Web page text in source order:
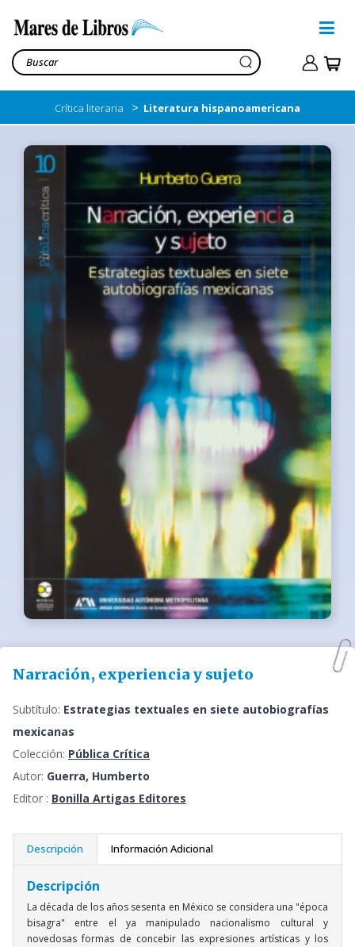
Crítica literaria > Literatura hispanoamericana
Narración, experiencia y sujeto
Subtítulo: Estrategias textuales en siete autobiografías
mexicanas
Colección: Pública Crítica
Autor: Guerra, Humberto
Editor : Bonilla Artigas Editores
Descripción Información Adicional
Descripción
La década de los años sesenta en México se considera una "época
bisagra" entre el ya manipulado nacionalismo cultural y
novedosas formas de concebir las expresiones artísticas y los